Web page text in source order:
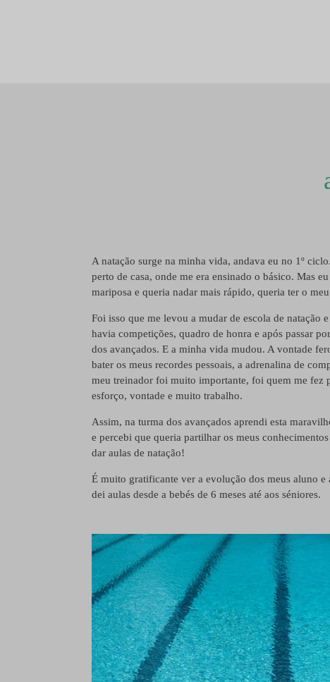
A natação surge na minha vida, andava eu no 1º
perto de casa, onde me era ensinado o básico. Mas
mariposa e queria nadar mais rápido, queria ter o
Foi isso que me levou a mudar de escola de natação
havia competições, quadro de honra e após passar
dos avançados. E a minha vida mudou. A vontade
bater os meus recordes pessoais, a adrenalina de
meu treinador foi muito importante, foi quem me fez
esforço, vontade e muito trabalho.
Assim, na turma dos avançados aprendi esta
e percebi que queria partilhar os meus
dar aulas de natação!
É muito gratificante ver a evolução dos meus aluno e
dei aulas desde a bebés de 6 meses até aos séniores.